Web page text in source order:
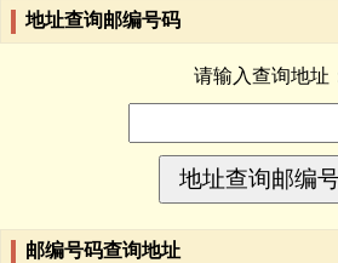
地址查询邮编号码
请输入查询地址
邮编号码查询地址